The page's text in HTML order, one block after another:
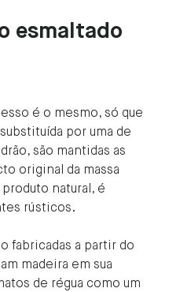
esmaltado
é o mesmo, só que
por uma de
são mantidas as
original da massa
natural, é
rústicos.
fabricadas a partir do
madeira em sua
de régua como um